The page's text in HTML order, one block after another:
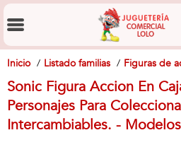
Inicio Listado familias Figuras de
Sonic Figura Accion En
Personajes Para
Intercambiables. -